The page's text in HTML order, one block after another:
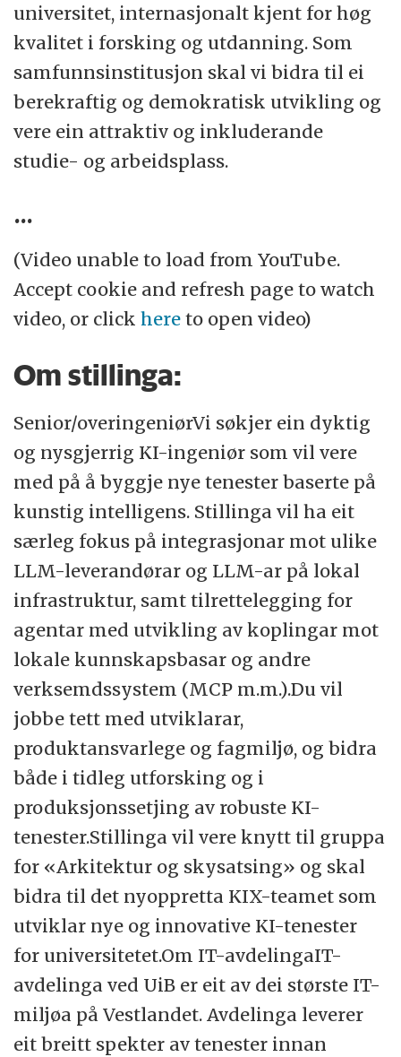
Sentraladministrasjonen gjev råd og
bistand til leiing og fakultet ved
Universitetet i
Bergen. Sentraladministrasjonen er
organisert i sju avdelinger. Les meir om IT-
avdelinga her.
universitet, internasjonalt kjent for høg
kvalitet i forsking og utdanning. Som
samfunnsinstitusjon skal vi bidra til ei
berekraftig og demokratisk utvikling og
vere ein attraktiv og inkluderande
studie- og arbeidsplass.
...
(Video unable to load from YouTube.
Accept cookie and refresh page to watch
video, or clickhere to open video)
Om stillinga:
Senior/overingeniørVi søkjer ein dyktig
og nysgjerrig KI-ingeniør som vil vere
med på å byggje nye tenester baserte på
kunstig intelligens. Stillinga vil ha eit
særleg fokus på integrasjonar mot ulike
LLM-leverandørar og LLM-ar på lokal
infrastruktur, samt tilrettelegging for
agentar med utvikling av koplingar mot
lokale kunnskapsbasar og andre
verksemdssystem (MCP m.m.).Du vil
jobbe tett med utviklarar,
produktansvarlege og fagmiljø, og bidra
både i tidleg utforsking og i
produksjonssetjing av robuste KI-
tenester.Stillinga vil vere knytt til gruppa
for «Arkitektur og skysatsing» og skal
bidra til det nyoppretta KIX-teamet som
utviklar nye og innovative KI-tenester
for universitetet.Om IT-avdelingaIT-
avdelinga ved UiB er eit av dei største IT-
miljøa på Vestlandet. Avdelinga leverer
eit breitt spekter av tenester innan